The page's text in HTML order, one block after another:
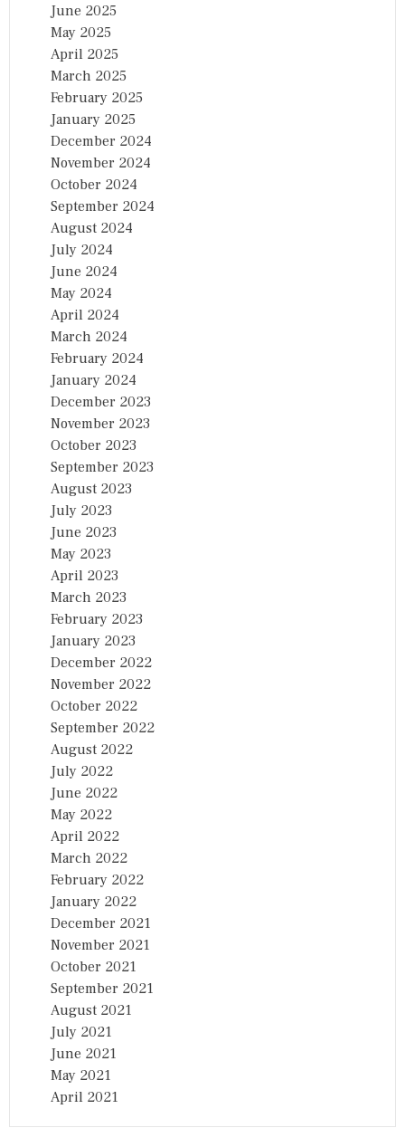
June 2025
May 2025
April 2025
March 2025
February 2025
January 2025
December 2024
November 2024
October 2024
September 2024
August 2024
July 2024
June 2024
May 2024
April 2024
March 2024
February 2024
January 2024
December 2023
November 2023
October 2023
September 2023
August 2023
July 2023
June 2023
May 2023
April 2023
March 2023
February 2023
January 2023
December 2022
November 2022
October 2022
September 2022
August 2022
July 2022
June 2022
May 2022
April 2022
March 2022
February 2022
January 2022
December 2021
November 2021
October 2021
September 2021
August 2021
July 2021
June 2021
May 2021
April 2021